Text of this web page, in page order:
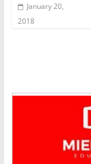
January 20,
2018